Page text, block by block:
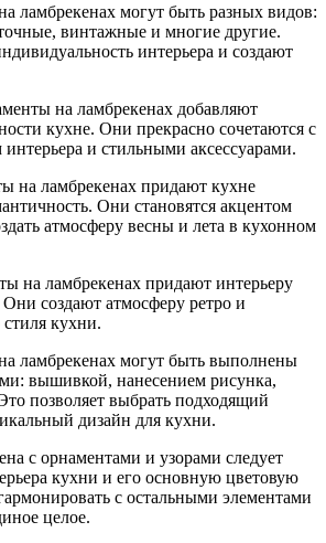
ламбрекенах могут быть разных видов:
винтажные и многие другие.
интерьера и создают
на ламбрекенах добавляют
кухне. Они прекрасно сочетаются с
и стильными аксессуарами.
на ламбрекенах придают кухне
Они становятся акцентом
атмосферу весны и лета в кухонном
на ламбрекенах придают интерьеру
создают атмосферу ретро и
кухни.
ламбрекенах могут быть выполнены
вышивкой, нанесением рисунка,
позволяет выбрать подходящий
дизайн для кухни.
с орнаментами и узорами следует
кухни и его основную цветовую
с остальными элементами
целое.